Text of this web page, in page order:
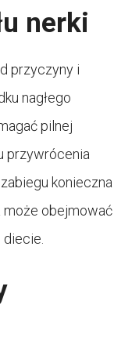
nerki
przyczyny i
nagłego
pilnej
przywrócenia
konieczna
może obejmować